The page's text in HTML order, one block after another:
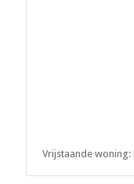
Vrijstaande woning: